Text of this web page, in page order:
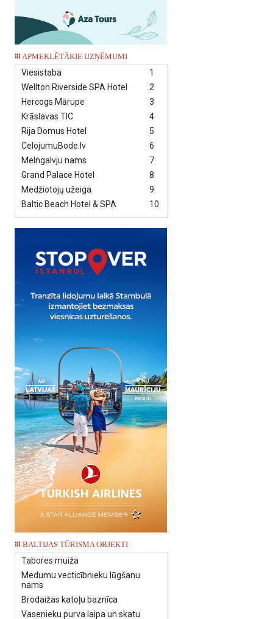
APMEKLĒTĀKIE UZŅĒMUMI
1
Viesistaba
2
Wellton Riverside SPA Hotel
3
Hercogs Mārupe
4
Krāslavas TIC
5
Rija Domus Hotel
6
CelojumuBode.lv
7
Melngalvju nams
8
Grand Palace Hotel
9
Medžiotojų užeiga
10
Baltic Beach Hotel & SPA
BALTIJAS TŪRISMA OBJEKTI
Tabores muiža
Medumu vecticībnieku lūgšanu
nams
Brodaižas katoļu baznīca
Vasenieku purva laipa un skatu